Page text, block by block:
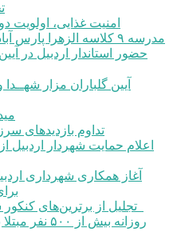
امنیت غذایی،
مدرسه ۹ کلاسه الزهرا پارس آباد مغان به بهره برداری رسید
تداوم بازدیدهای